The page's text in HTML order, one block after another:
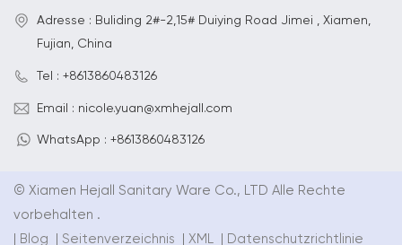
Adresse : Buliding 2#-2,15# Duiying Road Jimei , Xiamen,
Fujian, China
Tel : +8613860483126
Email : nicole.yuan@xmhejall.com
WhatsApp : +8613860483126
© Xiamen Hejall Sanitary Ware Co., LTD Alle Rechte
vorbehalten .
Blog Seitenverzeichnis XML Datenschutzrichtlinie